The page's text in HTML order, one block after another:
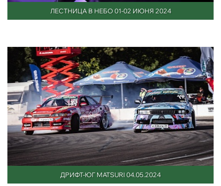
ЛЕСТНИЦА В НЕБО 01-02 ИЮНЯ 2024
ДРИФТ-ЮГ MATSURI 04.05.2024